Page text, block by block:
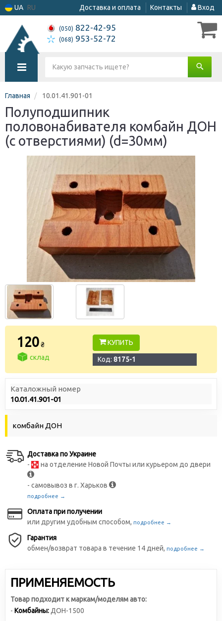
UA RU Доставка и оплата Контакты Вход
(050) 822-42-95
(068) 953-52-72
Главная 10.01.41.901-01
Полуподшипник
половонабивателя комбайн ДОН
(с отверстиями) (d=30мм)
120₴
склад
КУПИТЬ
Код: 8175-1
Каталожный номер
10.01.41.901-01
комбайн ДОН
Доставка по Украине
-
на отделение Новой Почты или курьером до двери
- самовывоз в г. Харьков
подробнее →
Оплата при получении
или другим удобным способом, подробнее →
Гарантия
обмен/возврат товара в течение 14 дней, подробнее →
ПРИМЕНЯЕМОСТЬ
Товар подходит к маркам/моделям авто:
- Комбайны: ДОН-1500